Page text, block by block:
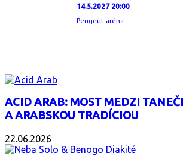
14.5.2027 20:00
Peugeut aréna
ACID ARAB: MOST MEDZI
A ARABSKOU TRADÍCIOU
22.06.2026